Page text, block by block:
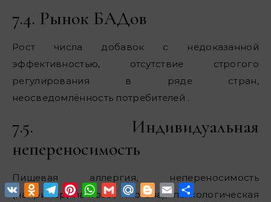
7.4. Рынок БАДов
Рост числа добавок с недоказанной
эффективностью, отсутствие строгого
регулирования в ряде стран,
неосведомлённость потребителей .
7.5. Индивидуальная
непереносимость
Пищевая аллергия, непереносимость
(например, лактозы, глютена), психологическая
VK Odnoklassniki
TelegramPinterestWhatsApp
GmailMail.RuBlogger
Email